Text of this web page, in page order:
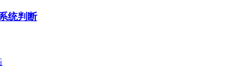
统判断